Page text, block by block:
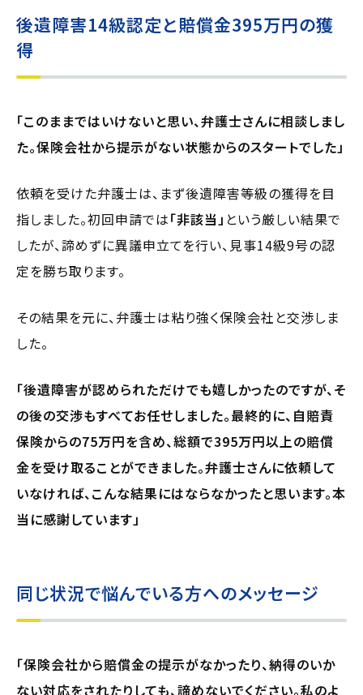
後遺障害14級認定と賠償金395万円の獲
得
「このままではいけないと思い、弁護士さんに相談しまし
た。保険会社から提示がない状態からのスタートでした」
依頼を受けた弁護士は、まず後遺障害等級の獲得を目
指しました。初回申請では「非該当」 という厳しい結果で
したが、諦めずに異議申立てを行い、見事14級9号の認
定を勝ち取ります。
その結果を元に、弁護士は粘り強く保険会社と交渉しま
した。
「後遺障害が認められただけでも嬉しかったのですが、そ
の後の交渉もすべてお任せしました。最終的に、自賠責
保険からの75万円を含め、総額で395万円以上の賠償
金を受け取ることができました。弁護士さんに依頼して
いなければ、こんな結果にはならなかったと思います。本
当に感謝しています」
同じ状況で悩んでいる方へのメッセージ
「保険会社から賠償金の提示がなかったり、納得のいか
ない対応をされたりしても、諦めないでください。私のよ